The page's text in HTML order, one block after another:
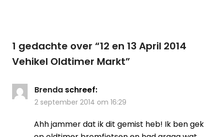
1 gedachte over “12 en 13 April 2014
Vehikel Oldtimer Markt”
Brenda schreef:
2 september 2014 om 16:29
Ahh jammer dat ik dit gemist heb! Ik ben gek